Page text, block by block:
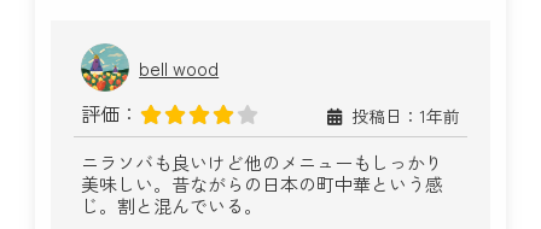
bell wood
評価：
投稿日：1年前
ニラソバも良いけど他のメニューもしっかり
美味しい。昔ながらの日本の町中華という感
じ。割と混んでいる。